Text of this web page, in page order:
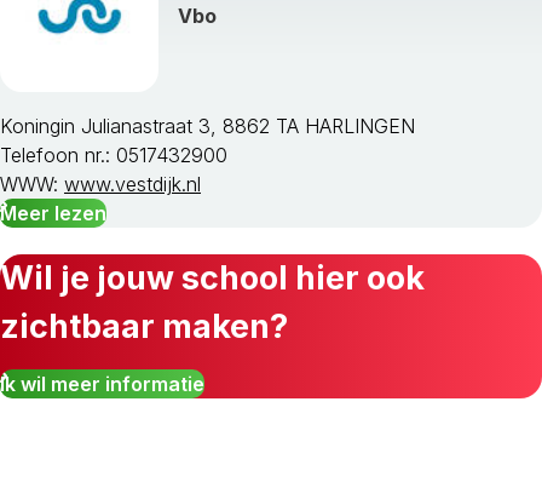
Vbo
Koningin Julianastraat 3, 8862 TA HARLINGEN
Telefoon nr.: 0517432900
WWW: www.vestdijk.nl
Meer lezen
Wil je jouw school hier ook
zichtbaar maken?
Ik wil meer informatie